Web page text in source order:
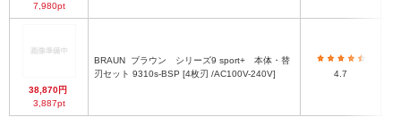
7,980pt
38,870円
3,887pt
BRAUN
刃セット 9310s-BSP [4枚刃 /AC100V-240V]
4.7